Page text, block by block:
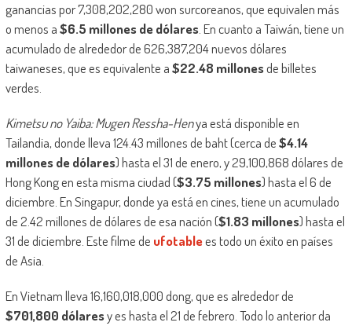
ganancias por 7,308,202,280 won surcoreanos, que equivalen más
o menos a$6.5 millones de dólares. En cuanto a Taiwán, tiene un
acumulado de alrededor de 626,387,204 nuevos dólares
taiwaneses, que es equivalente a$22.48 millonesde billetes
verdes.
Kimetsu no Yaiba: Mugen Ressha-Henya está disponible en
Tailandia, donde lleva 124.43 millones de baht (cerca de$4.14
millones de dólares) hasta el 31 de enero, y 29,100,868 dólares de
Hong Kong en esta misma ciudad ($3.75 millones) hasta el 6 de
diciembre. En Singapur, donde ya está en cines, tiene un acumulado
de 2.42 millones de dólares de esa nación ($1.83 millones) hasta el
31 de diciembre. Este filme de ufotablees todo un éxito en países
de Asia.
En Vietnam lleva 16,160,018,000 dong, que es alrededor de
$701,800 dólaresy es hasta el 21 de febrero. Todo lo anterior da